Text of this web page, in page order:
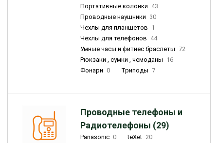
Портативные колонки 43
Проводные наушники 30
Чехлы для планшетов 1
Чехлы для телефонов 44
Умные часы и фитнес браслеты 72
Рюкзаки , сумки , чемоданы 16
Фонари 0 Триподы 7
Проводные телефоны и
Радиотелефоны (29)
Panasonic 0 teXet 20